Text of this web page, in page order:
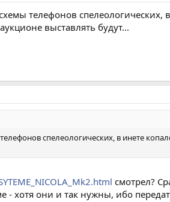
телефонов
выставлять будут...
спелеологических, в инете
смотрел?
- хотя они и так нужны, ибо